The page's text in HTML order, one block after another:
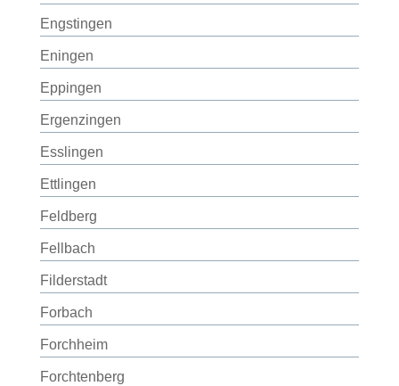
Engstingen
Eningen
Eppingen
Ergenzingen
Esslingen
Ettlingen
Feldberg
Fellbach
Filderstadt
Forbach
Forchheim
Forchtenberg